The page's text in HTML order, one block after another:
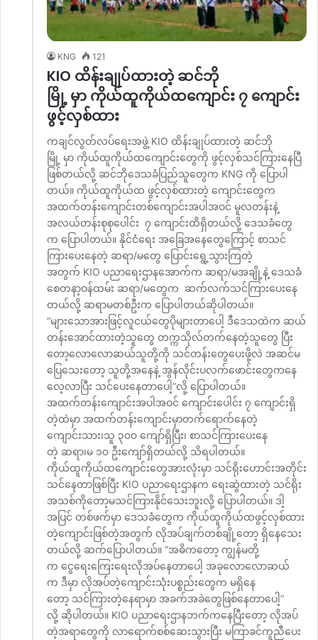
KNG 121
KIO ထိန်းချုပ်ထားတဲ့ ဆင်ဘို
မြို့ မှာ ကိုယ်ထူကိုယ်ထကျောင်း ၇ ကျောင်း
ဖွင့်လှစ်ထား
ကချင်လွတ်လပ်ရေးအဖွဲ့ KIO ထိန်းချုပ်ထားတဲ့ ဆင်ဘို
မြို့ မှာ ကိုယ်ထူကိုယ်ထကျောင်းတွေကို ဖွင့်လှစ်သင်ကြားနေပြီ
ဖြစ်တယ်လို့ ဆင်ဘိုဒေသခံပြည်သူတွေက KNG ကို ပြောပါ
တယ်။ ကိုယ်ထူကိုယ်ထ ဖွင့်လှစ်ထားတဲ့ ကျောင်းတွေက
အထက်တန်းကျောင်းတစ်ကျောင်းအပါအဝင် မူလတန်းနဲ့
အလယ်တန်းစုစုပေါင်း ၇ ကျောင်းထိရှိတယ်လို့ ဒေသခံတွေ
က ပြောပါတယ်။ နိုင်ငံရေး အခြေအနေတွေကြောင့် စာသင်
ကြားပေးနေတဲ့ ဆရာ/မတွေ ပြောင်းရွေ့သွားကြတဲ့
အတွက် KIO ပညာ‌ရေးဌာနအောက်က ဆရာ/မအချို့နဲ့ ဒေသခံ
စေတနာ့ဝန်ထမ်း ဆရာ/မတွေက ဆက်လက်သင်ကြားပေးနေ
တယ်လို့ ဆရာမတစ်ဦးက ပြောပါတယ်ဆိုပါတယ်။
“များသောအားဖြင့်လူငယ်တွေပိုများတာပေါ့ ဒီဒေသထဲက ဆယ်
တန်းအောင်ထားတဲ့သူတွေ တက္ကသိုလ်တက်နေတဲ့သူတွေ ပြီး
တော့လောလောဆယ်သူတို့ကို သင်တန်းတွေပေးဖို့လဲ အဆင်မ
ပြေသေးတော့ သူတို့အနေနဲ့ အွန်လိုင်းပလက်ဖောင်းတွေကနေ
လေ့လာပြီး သင်ပေးနေတာပေါ့”လို့ ပြောပါတယ်။
အထက်တန်းကျောင်းအပါအဝင် ကျောင်းပေါင်း ၇ ကျောင်းရှိ
တဲ့ထဲမှာ အထက်တန်းကျောင်းမှာတက်ရောက်နေတဲ့
ကျောင်းသား၊သူ ၃၀၀ ကျော်ရှိပြီး၊ စာသင်ကြားပေးနေ
တဲ့ ဆရာ၊မ ၁၀ ဦးကျော်ရှိတယ်လို့ သိရပါတယ်။
ကိုယ်ထူကိုယ်ထကျောင်းတွေအားလုံးမှာ သင်ရိုးဟောင်းအတိုင်း
သင်နေတာဖြစ်ပြီး KIO ပညာရေးဌာနက ရေးဆွဲထားတဲ့ သင်ရိုး
အသစ်ကိုတော့မသင်ကြားနိုင်သေးဘူးလို့ ပြောပါတယ်။ ဒါ့
အပြင် တစ်ဖက်မှာ ဒေသခံတွေက ကိုယ်ထူကိုယ်ထဖွင့်လှစ်ထား
တဲ့ကျောင်းဖြစ်တဲ့အတွက် လိုအပ်ချက်တစ်ချို့တော့ ရှိနေသေး
တယ်လို့ ဆက်ပြောပါတယ်။ “အဓိကတော့ ကျွန်မတို့
က ငွေရေးကြေးရေးလိုအပ်နေတာပေါ့ အခုလောလောဆယ်
က ဒီမှာ လိုအပ်တဲ့ကျောင်းသုံးပစ္စည်းတွေက မရှိနေ
တော့ သင်ကြားတဲ့နေရာမှာ အခက်အခဲတွေဖြစ်နေတာ‌ပေါ့”
လို့ ဆိုပါတယ်။ KIO ပညာရေးဌာနဘက်ကနေပြီးတော့ လိုအပ်
တဲ့အရာတွေကို လာရောက်စစ်ဆေးသွားပြီး မကြာခင်ကူညီပေး